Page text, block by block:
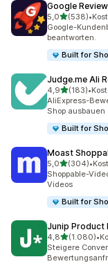
Google
5,0von 5
(538)
538 •
Google-
beantworten.
Built for
Judge.me Ali
4,9von 5
(183)
183 •
AliExpress-
Shop ausbauen
Built for
Moast
5,0von 5(304)
304 •
Shoppable-
Videos
Built for
Junip Product
4,8von 5(1.080)
1080 •
Steigere